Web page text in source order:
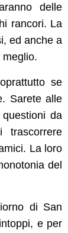
delle
rancori. La
ed anche a
se
Sarete alle
da
La loro
del
di San
e per